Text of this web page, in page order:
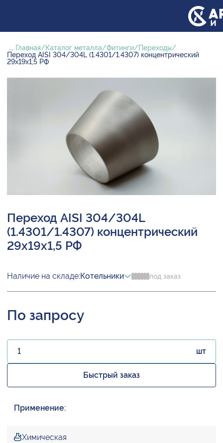
... Главная Каталог металла Фитинги
Переходы
Переход AISI 304/304L (1.4301/1.4307) концентрический
29х19х1,5 РФ
Переход AISI 304/304L
(1.4301/1.4307) концентрический
29х19х1,5 РФ
Наличие на складе:Котельники под заказ
По запросу
шт
Быстрый заказ
Применение:
Химическая